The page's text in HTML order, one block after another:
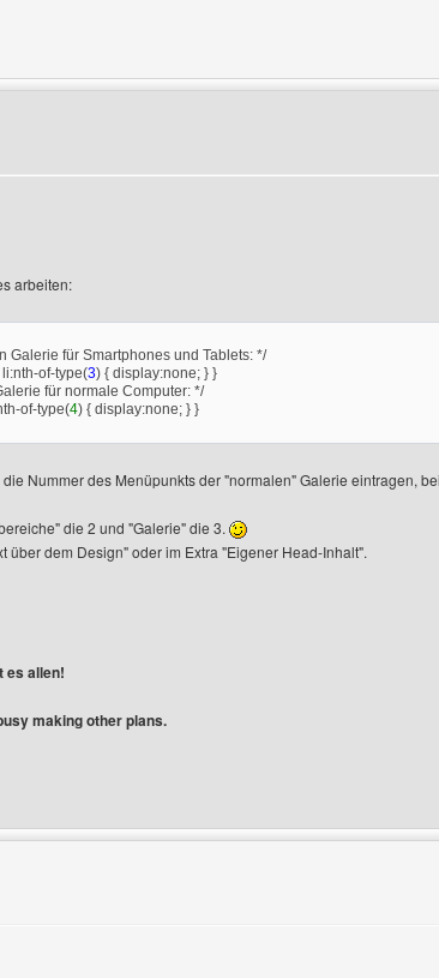
atlantis-photography
arbeiten:
Galerie für Smartphones und Tablets: */
of-type(3) { display:none; } }
für normale Computer: */
of-type(4) { display:none; } }
Nummer des Menüpunkts der "normalen" Galerie eintragen,
die 2 und "Galerie" die 3.
über dem Design" oder im Extra "Eigener Head-Inhalt".
es allen!
making other plans.
transint